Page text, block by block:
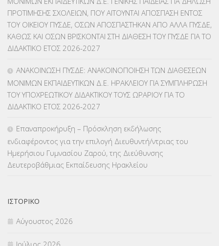
ΚΠπ- ΚΡΑΤΙΚΟ ΠΙΣΤΟΠΟΙΗΤΙΚΟ ΠΛΗΡΟΦΟΡΙΚΗΣ(12)
ΛΟΙΠΑ(309)
ΜΕΤΑΘΕΣΕΙΣ-ΤΟΠΟΘΕΤΗΣΕΙΣ ΒΕΛΤΙΩΣΕΙΣ (319)
ΜΕΤΑΤΑΞΕΙΣ(87)
ΜΕΤΑΦΟΡΑ ΜΑΘΗΤΩΝ(3)
ΝΟΜΟΘΕΣΙΑ(66)
Π.Ε.Κ. ΗΡΑΚΛΕΙΟΥ
ΠΑΝΕΛΛΑΔΙΚΕΣ ΕΞΕΤΑΣΕΙΣ
ΠΡΟΤΙΜΗΣΗΣ ΣΧΟΛΕΙΩΝ, ΠΟΥ ΑΙΤΟΥΝΤΑΙ ΑΠΟΣΠΑΣΗ ΕΝΤΟΣ
ΤΟΥ ΟΙΚΕΙΟΥ ΠΥΣΔΕ, ΟΣΩΝ ΑΠΟΣΠΑΣΤΗΚΑΝ ΑΠΟ ΑΛΛΑ ΠΥΣΔΕ,
ΚΑΘΩΣ ΚΑΙ ΟΣΩΝ ΒΡΙΣΚΟΝΤΑΙ ΣΤΗ ΔΙΑΘΕΣΗ ΤΟΥ ΠΥΣΔΕ ΓΙΑ ΤΟ
ΔΙΔΑΚΤΙΚΟ ΕΤΟΣ 2026-2027
ΑΝΑΚΟΙΝΩΣΗ ΠΥΣΔΕ: ΑΝΑΚΟΙΝΟΠΟΙΗΣΗ ΤΩΝ ΔΙΑΘΕΣΕΩΝ
ΜΟΝΙΜΩΝ ΕΚΠΑΙΔΕΥΤΙΚΩΝ Δ.Ε. ΗΡΑΚΛΕΙΟΥ ΓΙΑ ΣΥΜΠΛΗΡΩΣΗ
ΤΟΥ ΥΠΟΧΡΕΩΤΙΚΟΥ ΔΙΔΑΚΤΙΚΟΥ ΤΟΥΣ ΩΡΑΡΙΟΥ ΓΙΑ ΤΟ
ΔΙΔΑΚΤΙΚΟ ΕΤΟΣ 2026-2027
Επαναπροκήρυξη – Πρόσκληση εκδήλωσης
ενδιαφέροντος για την επιλογή Διευθυντή/ντριας του
Ημερήσιου Γυμνασίου Ζαρού, της Διεύθυνσης
Δευτεροβάθμιας Εκπαίδευσης Ηρακλείου
ΙΣΤΟΡΙΚΌ
Αύγουστος 2026